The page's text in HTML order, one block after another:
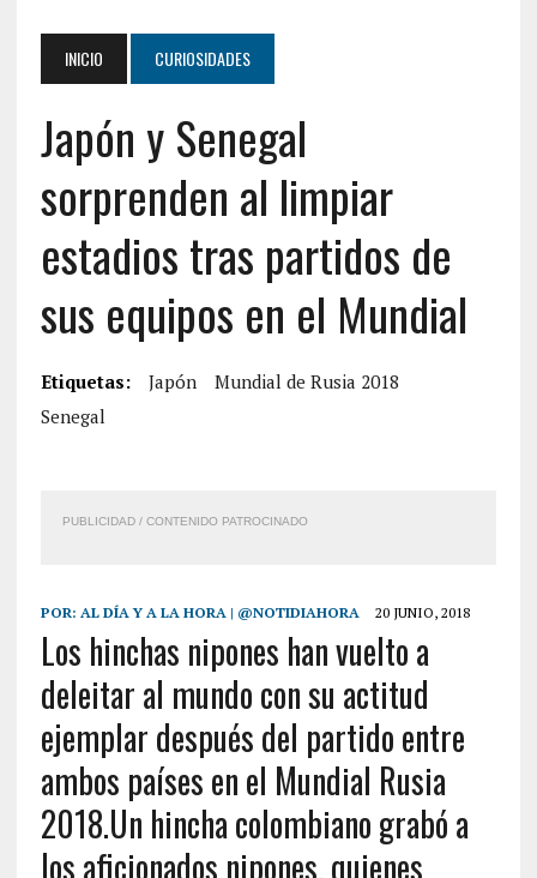
INICIO CURIOSIDADES
Japón y Senegal
sorprenden al limpiar
estadios tras partidos de
sus equipos en el Mundial
Etiquetas: Japón
Mundial de Rusia 2018
Senegal
PUBLICIDAD / CONTENIDO PATROCINADO
POR: AL DÍA Y A LA HORA | @NOTIDIAHORA 20 JUNIO, 2018
Los hinchas nipones han vuelto a
deleitar al mundo con su actitud
ejemplar después del partido entre
ambos países en el Mundial Rusia
2018.Un hincha colombiano grabó a
los aficionados nipones, quienes